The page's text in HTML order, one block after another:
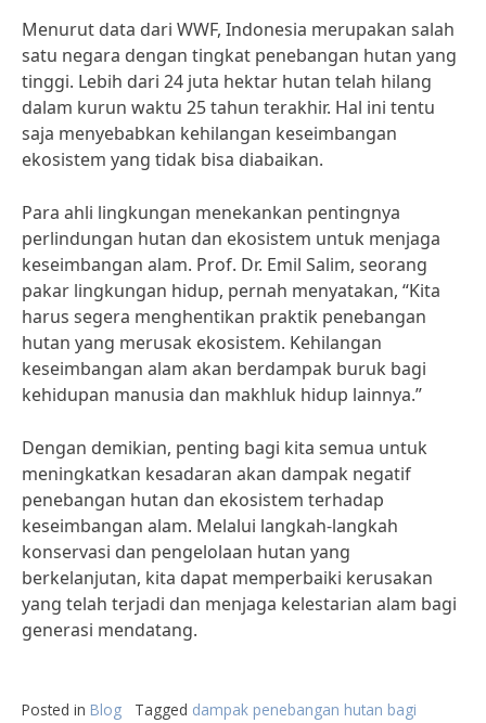
Menurut data dari WWF, Indonesia merupakan salah
satu negara dengan tingkat penebangan hutan yang
tinggi. Lebih dari 24 juta hektar hutan telah hilang
dalam kurun waktu 25 tahun terakhir. Hal ini tentu
saja menyebabkan kehilangan keseimbangan
ekosistem yang tidak bisa diabaikan.
Para ahli lingkungan menekankan pentingnya
perlindungan hutan dan ekosistem untuk menjaga
keseimbangan alam. Prof. Dr. Emil Salim, seorang
pakar lingkungan hidup, pernah menyatakan, “Kita
harus segera menghentikan praktik penebangan
hutan yang merusak ekosistem. Kehilangan
keseimbangan alam akan berdampak buruk bagi
kehidupan manusia dan makhluk hidup lainnya.”
Dengan demikian, penting bagi kita semua untuk
meningkatkan kesadaran akan dampak negatif
penebangan hutan dan ekosistem terhadap
keseimbangan alam. Melalui langkah-langkah
konservasi dan pengelolaan hutan yang
berkelanjutan, kita dapat memperbaiki kerusakan
yang telah terjadi dan menjaga kelestarian alam bagi
generasi mendatang.
Posted in Blog Tagged dampak penebangan hutan bagi